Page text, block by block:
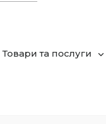
Товари та послуги